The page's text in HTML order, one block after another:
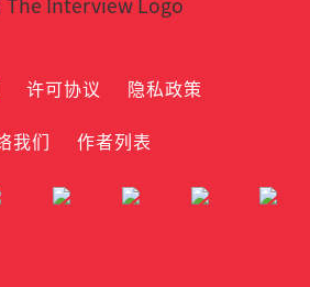
许可协议
隐私政策
我们
作者列表